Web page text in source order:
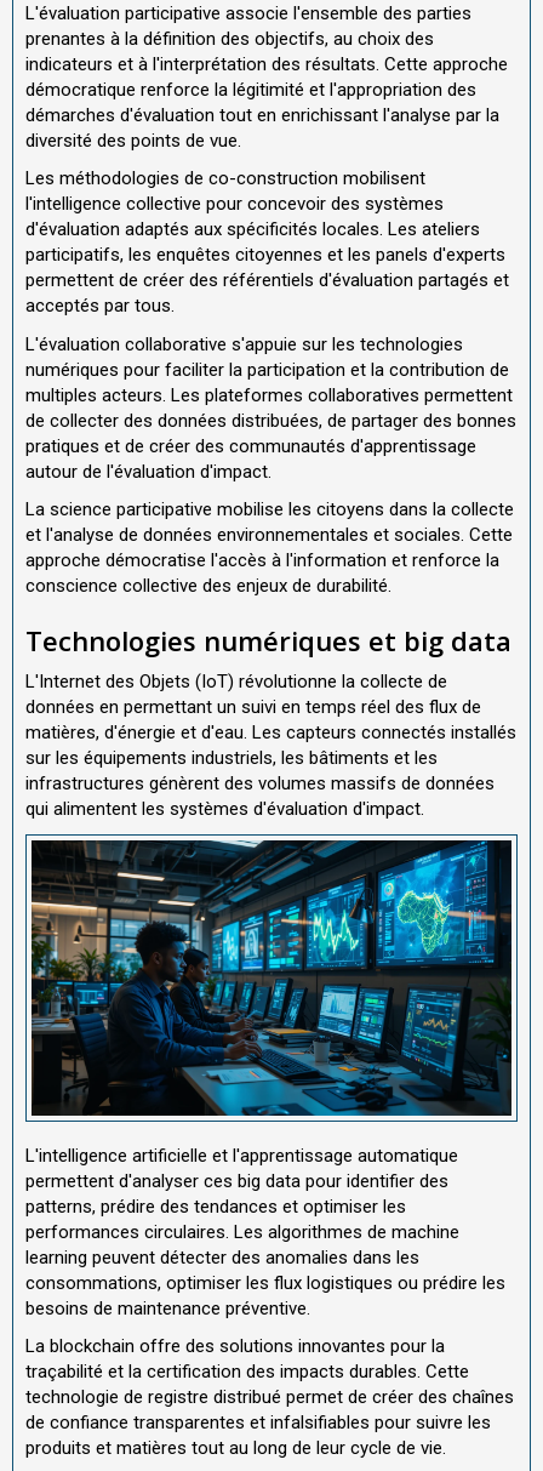
L'évaluation participative associe l'ensemble des parties
prenantes à la définition des objectifs, au choix des
indicateurs et à l'interprétation des résultats. Cette approche
démocratique renforce la légitimité et l'appropriation des
démarches d'évaluation tout en enrichissant l'analyse par la
diversité des points de vue.
Les méthodologies de co-construction mobilisent
l'intelligence collective pour concevoir des systèmes
d'évaluation adaptés aux spécificités locales. Les ateliers
participatifs, les enquêtes citoyennes et les panels d'experts
permettent de créer des référentiels d'évaluation partagés et
acceptés par tous.
L'évaluation collaborative s'appuie sur les technologies
numériques pour faciliter la participation et la contribution de
multiples acteurs. Les plateformes collaboratives permettent
de collecter des données distribuées, de partager des bonnes
pratiques et de créer des communautés d'apprentissage
autour de l'évaluation d'impact.
La science participative mobilise les citoyens dans la collecte
et l'analyse de données environnementales et sociales. Cette
approche démocratise l'accès à l'information et renforce la
conscience collective des enjeux de durabilité.
Technologies numériques et big data
L'Internet des Objets (IoT) révolutionne la collecte de
données en permettant un suivi en temps réel des flux de
matières, d'énergie et d'eau. Les capteurs connectés installés
sur les équipements industriels, les bâtiments et les
infrastructures génèrent des volumes massifs de données
qui alimentent les systèmes d'évaluation d'impact.
L'intelligence artificielle et l'apprentissage automatique
permettent d'analyser ces big data pour identifier des
patterns, prédire des tendances et optimiser les
performances circulaires. Les algorithmes de machine
learning peuvent détecter des anomalies dans les
consommations, optimiser les flux logistiques ou prédire les
besoins de maintenance préventive.
La blockchain offre des solutions innovantes pour la
traçabilité et la certification des impacts durables. Cette
technologie de registre distribué permet de créer des chaînes
de confiance transparentes et infalsifiables pour suivre les
produits et matières tout au long de leur cycle de vie.